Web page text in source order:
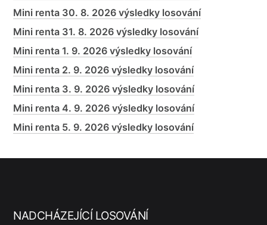
Mini renta 30. 8. 2026 výsledky losování
Mini renta 31. 8. 2026 výsledky losování
Mini renta 1. 9. 2026 výsledky losování
Mini renta 2. 9. 2026 výsledky losování
Mini renta 3. 9. 2026 výsledky losování
Mini renta 4. 9. 2026 výsledky losování
Mini renta 5. 9. 2026 výsledky losování
NADCHÁZEJÍCÍ LOSOVÁNÍ